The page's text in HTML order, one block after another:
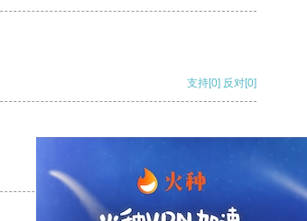
支持[0] 反对[0]
支持